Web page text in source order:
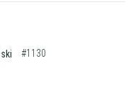
#1130